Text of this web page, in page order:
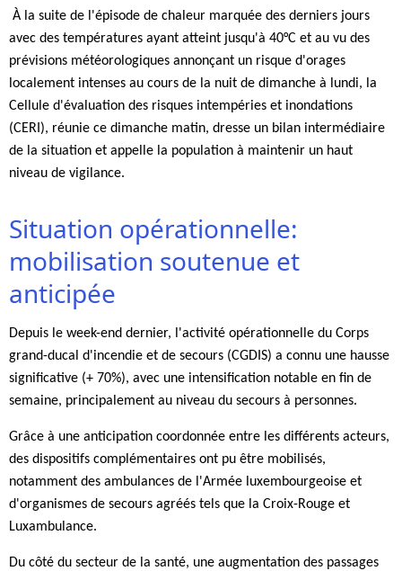
À la suite de l'épisode de chaleur marquée des derniers jours
avec des températures ayant atteint jusqu'à 40°C et au vu des
prévisions météorologiques annonçant un risque d'orages
localement intenses au cours de la nuit de dimanche à lundi, la
Cellule d'évaluation des risques intempéries et inondations
(CERI), réunie ce dimanche matin, dresse un bilan intermédiaire
de la situation et appelle la population à maintenir un haut
niveau de vigilance.
Situation opérationnelle:
mobilisation soutenue et
anticipée
Depuis le week-end dernier, l'activité opérationnelle du Corps
grand-ducal d'incendie et de secours (CGDIS) a connu une hausse
significative (+ 70%), avec une intensification notable en fin de
semaine, principalement au niveau du secours à personnes.
Grâce à une anticipation coordonnée entre les différents acteurs,
des dispositifs complémentaires ont pu être mobilisés,
notamment des ambulances de l'Armée luxembourgeoise et
d'organismes de secours agréés tels que la Croix-Rouge et
Luxambulance.
Du côté du secteur de la santé, une augmentation des passages